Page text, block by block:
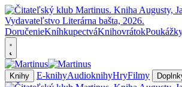
DoručenieKníhkupectváKnihovrátok
Knihy E-knihyAudioknihyHryFilmy